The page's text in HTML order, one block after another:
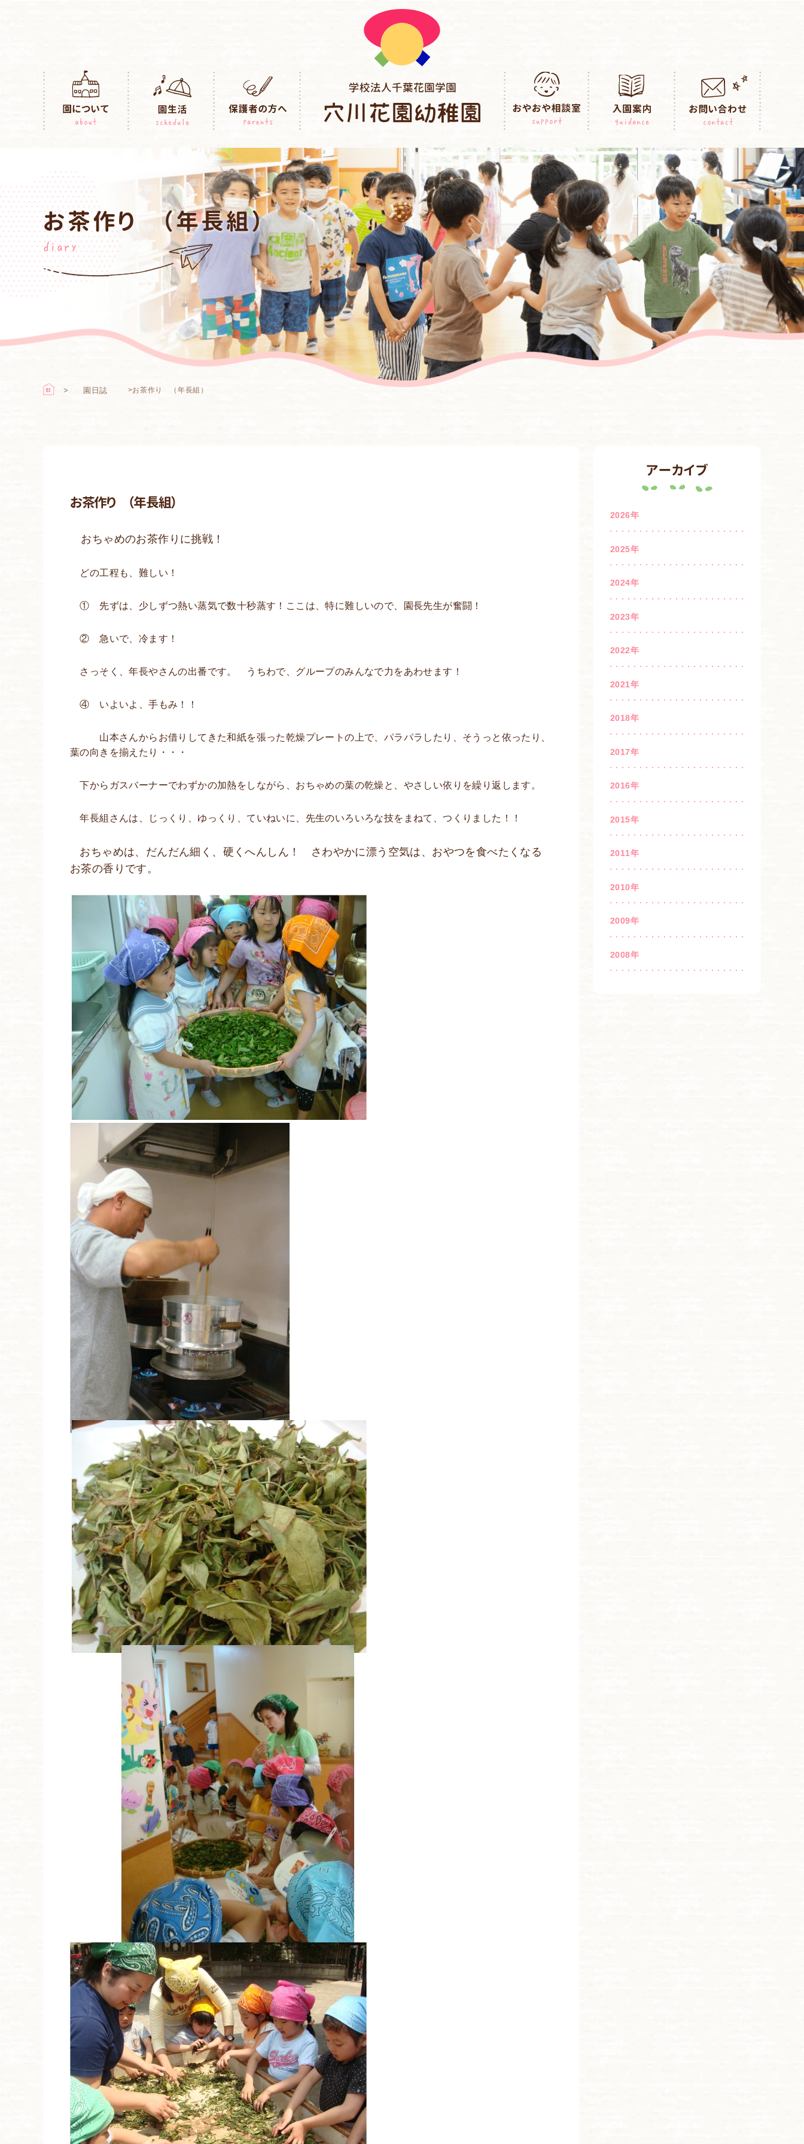
お茶作り （年長組）
diary
園日誌 >お茶作り （年長組）
お茶作り （年長組）
おちゃめのお茶作りに挑戦！
どの工程も、難しい！
① 先ずは、少しずつ熱い蒸気で数十秒蒸す！ここは、特に難しいので、園長先生が奮闘！
② 急いで、冷ます！
さっそく、年長やさんの出番です。 うちわで、グループのみんなで力をあわせます！
④ いよいよ、手もみ！！
山本さんからお借りしてきた和紙を張った乾燥プレートの上で、パラパラしたり、そうっと依ったり、
葉の向きを揃えたり・・・
下からガスバーナーでわずかの加熱をしながら、おちゃめの葉の乾燥と、やさしい依りを繰り返します。
年長組さんは、じっくり、ゆっくり、ていねいに、先生のいろいろな技をまねて、つくりました！！
おちゃめは、だんだん細く、硬くへんしん！ さわやかに漂う空気は、おやつを食べたくなる
お茶の香りです。
アーカイブ
2026年
2025年
2024年
2023年
2022年
2021年
2018年
2017年
2016年
2015年
2011年
2010年
2009年
2008年